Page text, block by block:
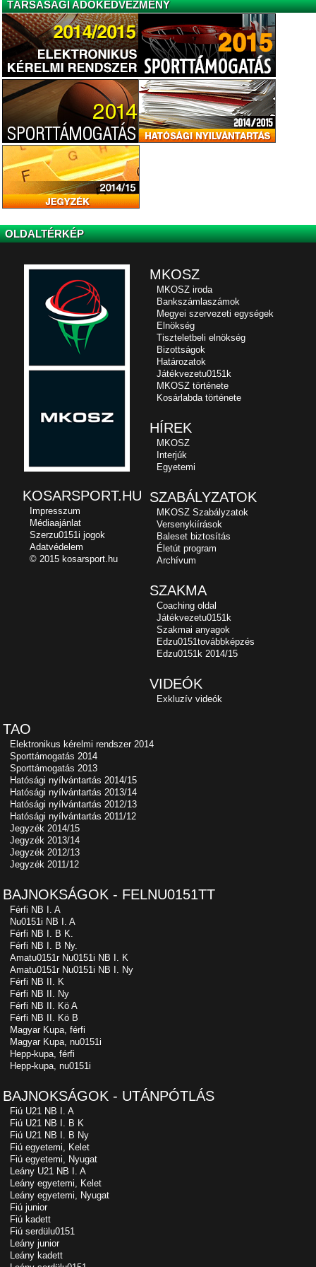
TÁRSASÁGI ADÓKEDVEZMÉNY
OLDALTÉRKÉP
MKOSZ
MKOSZ iroda
Bankszámlaszámok
Megyei szervezeti egységek
Elnökség
Tiszteletbeli elnökség
Bizottságok
Határozatok
Játékvezetu0151k
MKOSZ története
Kosárlabda története
HÍREK
MKOSZ
Interjúk
Egyetemi
SZABÁLYZATOK
MKOSZ Szabályzatok
Versenykiírások
Baleset biztosítás
Életút program
Archívum
SZAKMA
Coaching oldal
Játékvezetu0151k
Szakmai anyagok
Edzu0151továbbképzés
Edzu0151k 2014/15
VIDEÓK
Exkluzív videók
TAO
Elektronikus kérelmi rendszer 2014
Sporttámogatás 2014
Sporttámogatás 2013
Hatósági nyílvántartás 2014/15
Hatósági nyílvántartás 2013/14
Hatósági nyílvántartás 2012/13
Hatósági nyílvántartás 2011/12
Jegyzék 2014/15
Jegyzék 2013/14
Jegyzék 2012/13
Jegyzék 2011/12
BAJNOKSÁGOK - FELNU0151TT
Férfi NB I. A
Nu0151i NB I. A
Férfi NB I. B K.
Férfi NB I. B Ny.
Amatu0151r Nu0151i NB I. K
Amatu0151r Nu0151i NB I. Ny
Férfi NB II. K
Férfi NB II. Ny
Férfi NB II. Kö A
Férfi NB II. Kö B
Magyar Kupa, férfi
Magyar Kupa, nu0151i
Hepp-kupa, férfi
Hepp-kupa, nu0151i
BAJNOKSÁGOK - UTÁNPÓTLÁS
Fiú U21 NB I. A
Fiú U21 NB I. B K
Fiú U21 NB I. B Ny
Fiú egyetemi, Kelet
Fiú egyetemi, Nyugat
Leány U21 NB I. A
Leány egyetemi, Kelet
Leány egyetemi, Nyugat
Fiú junior
Fiú kadett
Fiú serdülu0151
Leány junior
Leány kadett
KOSARSPORT.HU
Impresszum
Médiaajánlat
Szerzu0151i jogok
Adatvédelem
© 2015 kosarsport.hu